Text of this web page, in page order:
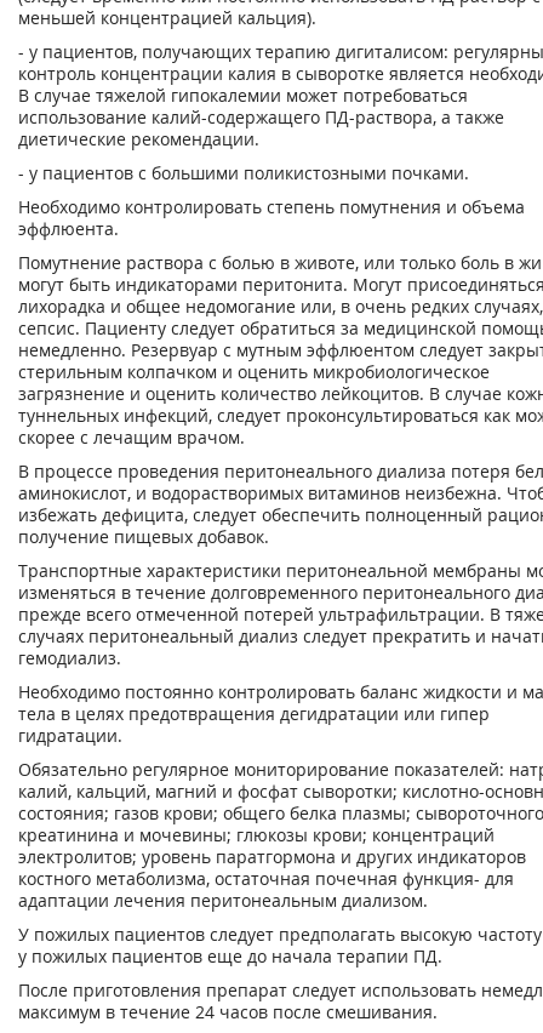
меньшей концентрацией кальция).
- у пациентов, получающих терапию дигиталисом:
контроль концентрации калия в сыворотке является
В случае тяжелой гипокалемии может потребоваться
использование калий-содержащего ПД-раствора, а также
диетические рекомендации.
- у пациентов с большими поликистозными почками.
Необходимо контролировать степень помутнения и объема
эффлюента.
Помутнение раствора с болью в животе, или только боль в
могут быть индикаторами перитонита. Могут
лихорадка и общее недомогание или, в очень редких случаях,
сепсис. Пациенту следует обратиться за медицинской
немедленно. Резервуар с мутным эффлюентом следует
стерильным колпачком и оценить микробиологическое
загрязнение и оценить количество лейкоцитов. В случае
туннельных инфекций, следует проконсультироваться как
скорее с лечащим врачом.
В процессе проведения перитонеального диализа потеря
аминокислот, и водорастворимых витаминов неизбежна.
избежать дефицита, следует обеспечить полноценный
получение пищевых добавок.
Транспортные характеристики перитонеальной мембраны
изменяться в течение долговременного перитонеального
прежде всего отмеченной потерей ультрафильтрации. В
случаях перитонеальный диализ следует прекратить и
гемодиализ.
Необходимо постоянно контролировать баланс жидкости и
тела в целях предотвращения дегидратации или гипер
гидратации.
Обязательно регулярное мониторирование показателей:
калий, кальций, магний и фосфат сыворотки; кислотно-
состояния; газов крови; общего белка плазмы; сывороточного
креатинина и мочевины; глюкозы крови; концентраций
электролитов; уровень паратгормона и других индикаторов
костного метаболизма, остаточная почечная функция- для
адаптации лечения перитонеальным диализом.
У пожилых пациентов следует предполагать высокую
у пожилых пациентов еще до начала терапии ПД.
После приготовления препарат следует использовать
максимум в течение 24 часов после смешивания.